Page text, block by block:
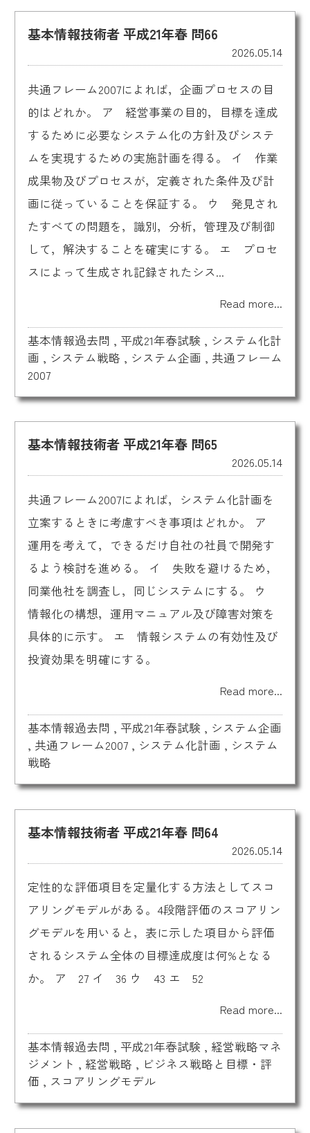
基本情報技術者 平成21年春 問66
2026.05.14
共通フレーム2007によれば，企画プロセスの目
的はどれか。 ア 経営事業の目的，目標を達成
するために必要なシステム化の方針及びシステ
ムを実現するための実施計画を得る。 イ 作業
成果物及びプロセスが，定義された条件及び計
画に従っていることを保証する。 ウ 発見され
たすべての問題を，識別，分析，管理及び制御
して，解決することを確実にする。 エ プロセ
スによって生成され記録されたシス...
Read more...
基本情報過去問 , 平成21年春試験 , システム化計
画 , システム戦略 , システム企画 , 共通フレーム
2007
基本情報技術者 平成21年春 問65
2026.05.14
共通フレーム2007によれば，システム化計画を
立案するときに考慮すべき事項はどれか。 ア
運用を考えて，できるだけ自社の社員で開発す
るよう検討を進める。 イ 失敗を避けるため，
同業他社を調査し，同じシステムにする。 ウ
情報化の構想，運用マニュアル及び障害対策を
具体的に示す。 エ 情報システムの有効性及び
投資効果を明確にする。
Read more...
基本情報過去問 , 平成21年春試験 , システム企画
, 共通フレーム2007, システム化計画 , システム
戦略
基本情報技術者 平成21年春 問64
2026.05.14
定性的な評価項目を定量化する方法としてスコ
アリングモデルがある。4段階評価のスコアリン
グモデルを用いると，表に示した項目から評価
されるシステム全体の目標達成度は何%となる
か。 ア 27 イ 36 ウ 43 エ 52
Read more...
基本情報過去問 , 平成21年春試験 , 経営戦略マネ
ジメント , 経営戦略 , ビジネス戦略と目標・評
価 , スコアリングモデル